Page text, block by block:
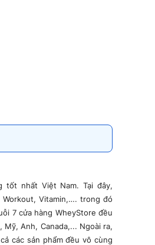
tốt nhất Việt Nam. Tại đây,
Workout, Vitamin,…. trong đó
7 cửa hàng WheyStore đều
Anh, Canada,... Ngoài ra,
các sản phẩm đều vô cùng